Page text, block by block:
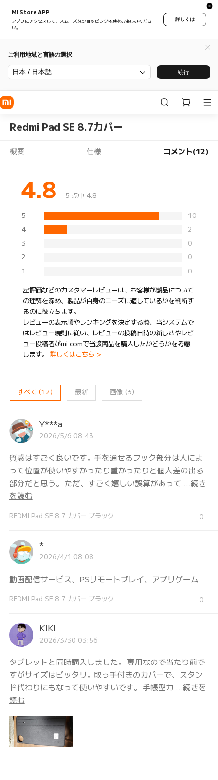
Mi Store APP
アプリにアクセスして、スムーズなショッピング体験をお楽しみくださ
い。
詳しくは
ご利用地域と言語の選択
日本 / 日本語 続行
Redmi Pad SE 8.7カバー
概要 仕様 コメント(12)
4.8 5 点中 4.8
5
10
4
2
3
0
2
0
1
0
星評価などのカスタマーレビューは、お客様が製品について
の理解を深め、製品が自身のニーズに適しているかを判断す
るのに役立ちます。
レビューの表示順やランキングを決定する際、当システムで
はレビュー規則に従い、レビューの投稿日時の新しさやレビ
ュー投稿者がmi.comで当該商品を購入したかどうかを考慮
します。
詳しくはこちら >
すべて (12 ) 最新 画像 ( 3)
Y***a
2026/5/6 08:43
質感はすごく良いです。手を通せるフック部分は人によ
って位置が使いやすかったり重かったりと個人差の出る
部分だと思う。 ただ、すごく嬉しい誤算があって ... 続き
を読む
REDMI Pad SE 8.7 カバー ブラック 0
*
2026/4/1 08:08
動画配信サービス、PSリモートプレイ、アプリゲーム
REDMI Pad SE 8.7 カバー ブラック 0
KIKI
2026/3/30 03:56
タブレットと同時購入しました。 専用なので当たり前で
すがサイズはピッタリ。取っ手付きのカバーで、スタン
ド代わりにもなって使いやすいです。 手帳型カ ... 続きを
読む